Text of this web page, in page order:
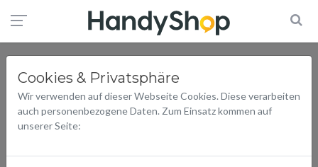
Cookies & Privatsphäre
Wir verwenden auf dieser Webseite Cookies. Diese verarbeiten
auch personenbezogene Daten. Zum Einsatz kommen auf
unserer Seite: